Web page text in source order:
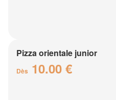
Pizza orientale junior
Dès 10.00 €